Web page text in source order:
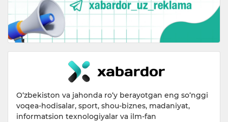
O‘zbekiston va jahonda ro‘y berayotgan eng so‘nggi
voqea-hodisalar, sport, shou-biznes, madaniyat,
informatsion texnologiyalar va ilm-fan